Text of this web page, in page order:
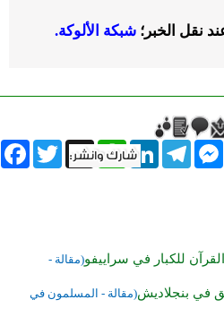
نقل الخبر؛ شبكة الألوكة.
Twitter X
WhatsAppLinkedInTelegram
Messenger
للكبار في سراييفو(مقالة -
(مقالة - المسلمون في